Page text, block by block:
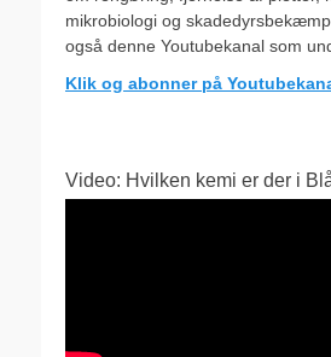
mikrobiologi og
også denne Youtubekanal som
Klik og abonner på
Video: Hvilken kemi er der i